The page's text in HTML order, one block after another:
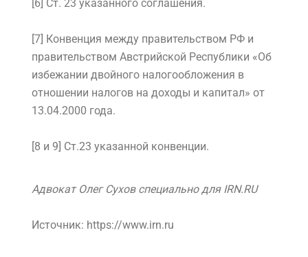
[6] Ст. 23 указанного соглашения.
[7] Конвенция между правительством РФ и
правительством Австрийской Республики «Об
избежании двойного налогообложения в
отношении налогов на доходы и капитал» от
13.04.2000 года.
[8 и 9] Ст.23 указанной конвенции.
Адвокат Олег Сухов специально для IRN.RU
Источник: https://www.irn.ru